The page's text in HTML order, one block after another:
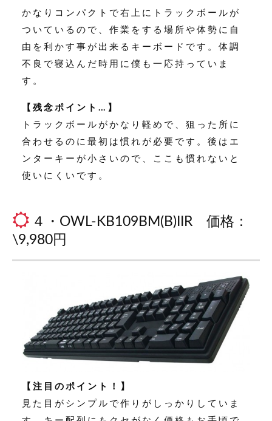
かなりコンパクトで右上にトラックボールが
ついているので、作業をする場所や体勢に自
由を利かす事が出来るキーボードです。体調
不良で寝込んだ時用に僕も一応持っていま
す。
【残念ポイント…】
トラックボールがかなり軽めで、狙った所に
合わせるのに最初は慣れが必要です。後はエ
ンターキーが小さいので、ここも慣れないと
使いにくいです。
４・OWL-KB109BM(B)IIR 価格：
\9,980円
【注目のポイント！】
見た目がシンプルで作りがしっかりしていま